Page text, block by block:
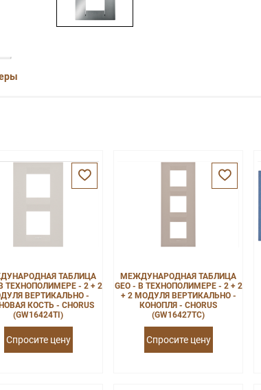
ТАБЛИЦА
В ТЕХНОПОЛИМЕРЕ - 2 + 2
ВЕРТИКАЛЬНО -
КОСТЬ - CHORUS
(GW16424TI)
Спросите цену
МЕЖДУНАРОДНАЯ ТАБЛИЦА
GEO - В ТЕХНОПОЛИМЕРЕ - 2 + 2
+ 2 МОДУЛЯ ВЕРТИКАЛЬНО -
КОНОПЛЯ - CHORUS
(GW16427TC)
Спросите цену